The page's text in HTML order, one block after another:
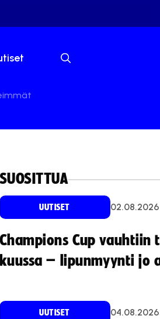
SUOSITTUA
UUTISET 02.08.2026
Champions Cup vauhtiin
kuussa – lipunmyynti jo
UUTISET 04.08.2026